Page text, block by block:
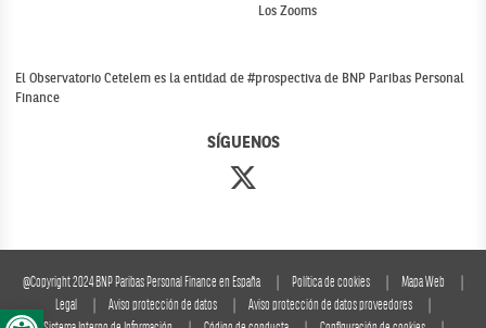
Abrir barra de herramientas
Los Zooms
SÍGUENOS
El Observatorio Cetelem es la entidad de #prospectiva de BNP Paribas Personal
Finance
@Copyright 2024 BNP Paribas Personal Finance en España Política de cookies
Mapa Web
Legal
Aviso protección de datos
Aviso protección de datos proveedores